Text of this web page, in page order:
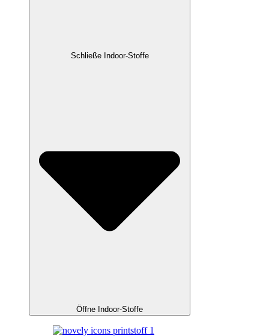
Schließe Indoor-Stoffe
Öffne Indoor-Stoffe